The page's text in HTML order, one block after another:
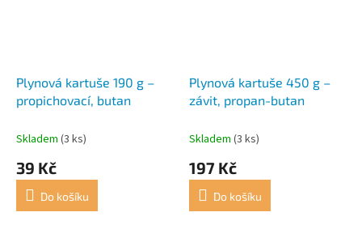
Plynová kartuše 190 g –
propichovací, butan
Skladem (3 ks)
39 Kč
Do košíku
Plynová kartuše 450 g –
závit, propan-butan
Skladem (3 ks)
197 Kč
Do košíku